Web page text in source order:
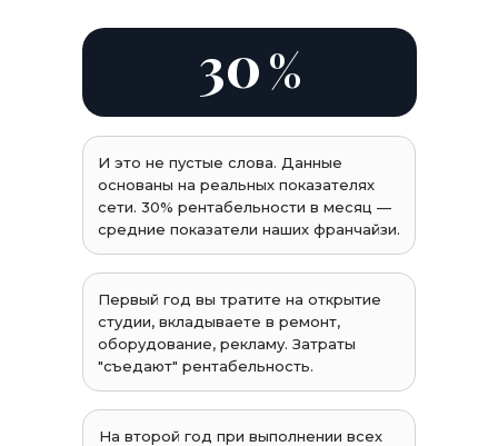
30%
И это не пустые слова. Данные
основаны на реальных показателях
сети. 30% рентабельности в месяц —
средние показатели наших франчайзи.
Первый год вы тратите на открытие
студии, вкладываете в ремонт,
оборудование, рекламу. Затраты
"съедают" рентабельность.
На второй год при выполнении всех